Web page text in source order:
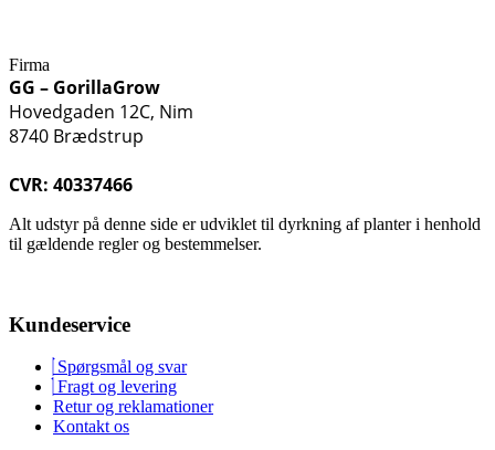
Firma
GG – GorillaGrow
Hovedgaden 12C, Nim
8740 Brædstrup
CVR: 40337466
Alt udstyr på denne side er udviklet til dyrkning af planter i henhold
til gældende regler og bestemmelser.
Kundeservice
Spørgsmål og svar
Fragt og levering
Retur og reklamationer
Kontakt os